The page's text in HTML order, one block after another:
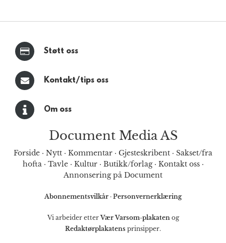
Støtt oss
Kontakt/tips oss
Om oss
Document Media AS
Forside · Nytt · Kommentar · Gjesteskribent · Sakset/fra
hofta· Tavle· Kultur· Butikk/forlag· Kontakt oss·
Annonsering på Document
Abonnementsvilkår · Personvernerklæring
Vi arbeider etterVær Varsom-plakatenog
Redaktørplakatens prinsipper.